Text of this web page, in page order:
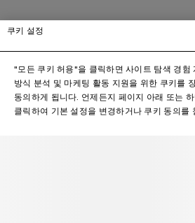
쿠키 설정
"모든 쿠키 허용"을 클릭하면 사이트 탐색 경험
방식 분석 및 마케팅 활동 지원을 위한 쿠키를
동의하게 됩니다. 언제든지 페이지 아래 또는
클릭하여 기본 설정을 변경하거나 쿠키 동의를